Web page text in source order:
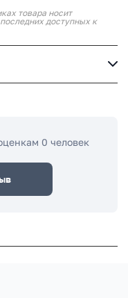
товара носит
доступных к
0 человек